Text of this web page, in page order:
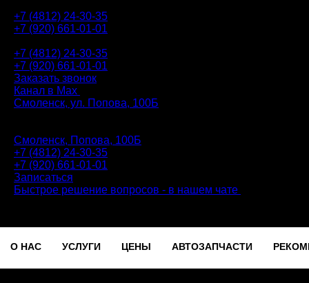
+7 (4812) 24-30-35
+7 (920) 661-01-01
+7 (4812) 24-30-35
+7 (920) 661-01-01
Заказать звонок
Канал в Max
Смоленск, ул. Попова, 100Б
Смоленск, Попова, 100Б
+7 (4812) 24-30-35
+7 (920) 661-01-01
Записаться
Быстрое решение вопросов - в нашем чате
О НАС УСЛУГИ ЦЕНЫ АВТОЗАПЧАСТИ